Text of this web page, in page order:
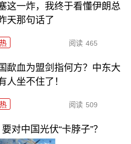
这一炸，我终于看懂伊朗总
天那句话了
阅读 465
歃血为盟剑指何方？中东大
人坐不住了！
阅读 509
对中国光伏“卡脖子”？